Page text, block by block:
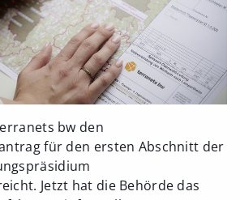
bw den
für den ersten Abschnitt der
Jetzt hat die Behörde das